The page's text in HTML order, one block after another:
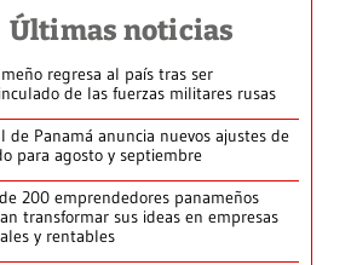
Últimas noticias
regresa al país tras ser
de las fuerzas militares rusas
de Panamá anuncia nuevos ajustes de
para agosto y septiembre
200 emprendedores panameños
transformar sus ideas en empresas
y rentables